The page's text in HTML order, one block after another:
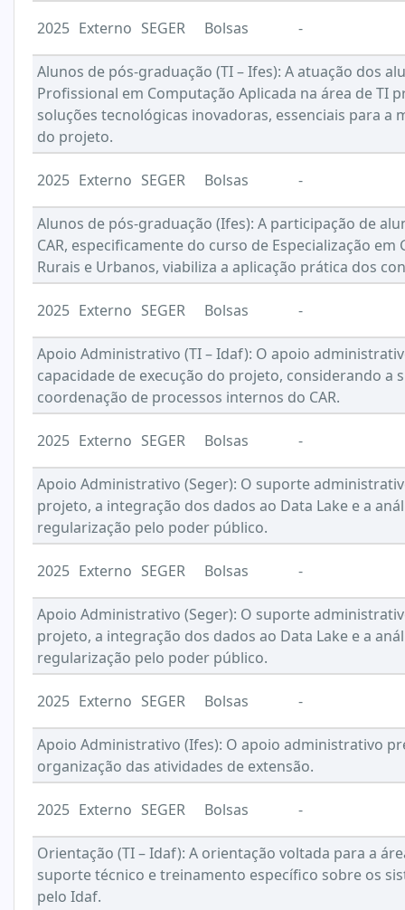
2025 Externo SEGER Bolsas -
Alunos de pós-graduação (TI – Ifes): A atuação dos
Profissional em Computação Aplicada na área de TI
soluções tecnológicas inovadoras, essenciais para a
do projeto.
2025 Externo SEGER Bolsas -
Alunos de pós-graduação (Ifes): A participação de
CAR, especificamente do curso de Especialização
Rurais e Urbanos, viabiliza a aplicação prática dos
2025 Externo SEGER Bolsas -
Apoio Administrativo (TI – Idaf): O apoio
capacidade de execução do projeto, considerando a
coordenação de processos internos do CAR.
2025 Externo SEGER Bolsas -
Apoio Administrativo (Seger): O suporte
projeto, a integração dos dados ao Data Lake e a
regularização pelo poder público.
2025 Externo SEGER Bolsas -
Apoio Administrativo (Seger): O suporte
projeto, a integração dos dados ao Data Lake e a
regularização pelo poder público.
2025 Externo SEGER Bolsas -
Apoio Administrativo (Ifes): O apoio administrativo
organização das atividades de extensão.
2025 Externo SEGER Bolsas -
Orientação (TI – Idaf): A orientação voltada para a
suporte técnico e treinamento específico sobre os
pelo Idaf.